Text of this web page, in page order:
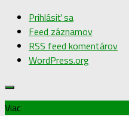
Prihlásiť sa
Feed záznamov
RSS feed komentárov
WordPress.org
Viac